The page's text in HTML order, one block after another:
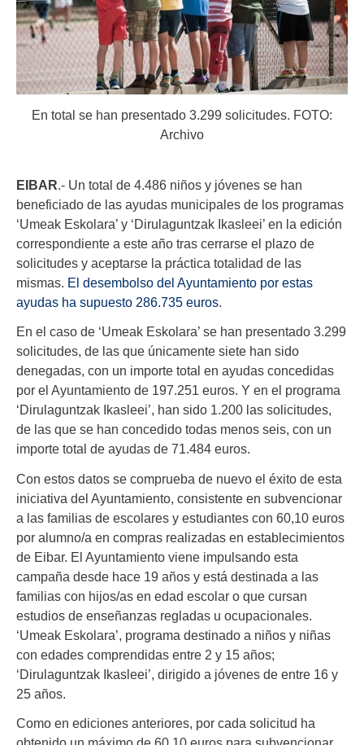
En total se han presentado 3.299 solicitudes. FOTO:
Archivo
EIBAR.- Un total de 4.486 niños y jóvenes se han
beneficiado de las ayudas municipales de los programas
‘Umeak Eskolara’ y ‘Dirulaguntzak Ikasleei’ en la edición
correspondiente a este año tras cerrarse el plazo de
solicitudes y aceptarse la práctica totalidad de las
mismas. El desembolso del Ayuntamiento por estas
ayudas ha supuesto 286.735 euros.
En el caso de ‘Umeak Eskolara’ se han presentado 3.299
solicitudes, de las que únicamente siete han sido
denegadas, con un importe total en ayudas concedidas
por el Ayuntamiento de 197.251 euros. Y en el programa
‘Dirulaguntzak Ikasleei’, han sido 1.200 las solicitudes,
de las que se han concedido todas menos seis, con un
importe total de ayudas de 71.484 euros.
Con estos datos se comprueba de nuevo el éxito de esta
iniciativa del Ayuntamiento, consistente en subvencionar
a las familias de escolares y estudiantes con 60,10 euros
por alumno/a en compras realizadas en establecimientos
de Eibar. El Ayuntamiento viene impulsando esta
campaña desde hace 19 años y está destinada a las
familias con hijos/as en edad escolar o que cursan
estudios de enseñanzas regladas u ocupacionales.
‘Umeak Eskolara’, programa destinado a niños y niñas
con edades comprendidas entre 2 y 15 años;
‘Dirulaguntzak Ikasleei’, dirigido a jóvenes de entre 16 y
25 años.
Como en ediciones anteriores, por cada solicitud ha